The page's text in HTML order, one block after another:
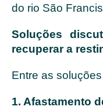
do rio São
Soluções
recuperar a
Entre as
1. Afastamento